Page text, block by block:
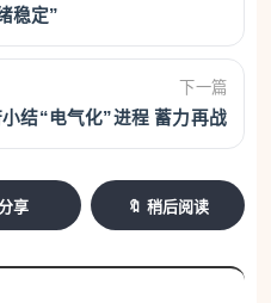
稳定”
下一篇
结“电气化”进程 蓄力再战
享 🔖 稍后阅读